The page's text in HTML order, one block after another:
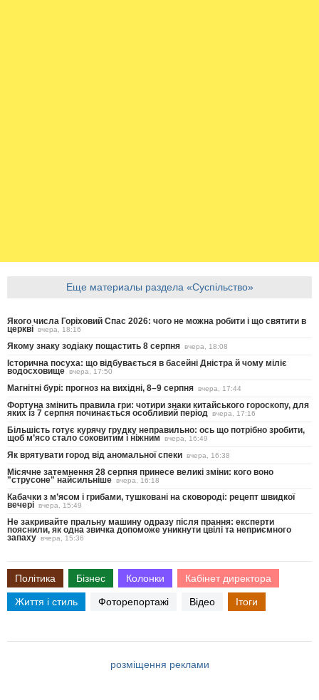
Еще материалы раздела «Суспільство»
Якого числа Горіховий Спас 2026: чого не можна робити і що святити в
церкві вчера, 18:16
Якому знаку зодіаку пощастить 8 серпня вчера, 18:08
Історична посуха: що відбувається в басейні Дністра й чому міліє
водосховище вчера, 17:50
Магнітні бурі: прогноз на вихідні, 8–9 серпня вчера, 17:44
Фортуна змінить правила гри: чотири знаки китайського гороскопу, для
яких із 7 серпня починається особливий період вчера, 17:16
Більшість готує курячу грудку неправильно: ось що потрібно зробити,
щоб м’ясо стало соковитим і ніжним вчера, 16:49
Як врятувати город від аномальної спеки вчера, 16:38
Місячне затемнення 28 серпня принесе великі зміни: кого воно
"струсоне" найсильніше вчера, 16:18
Кабачки з м’ясом і грибами, тушковані на сковороді: рецепт швидкої
вечері вчера, 15:49
Не закривайте пральну машину одразу після прання: експерти
пояснили, як одна звичка допоможе уникнути цвілі та неприємного
запаху вчера, 15:36
Політика Бізнес Колонки Кабінет директора
Життя і стиль Фоторепортажі Відео Ітоги
розміщення реклами